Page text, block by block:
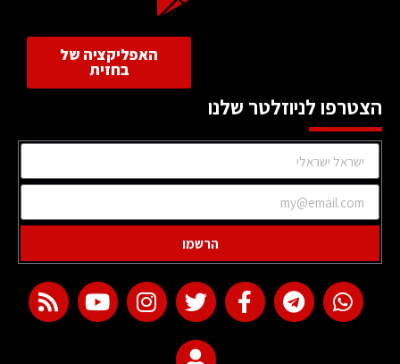
האפליקציה של
בחזית
הצטרפו לניוזלטר שלנו
הרשמו